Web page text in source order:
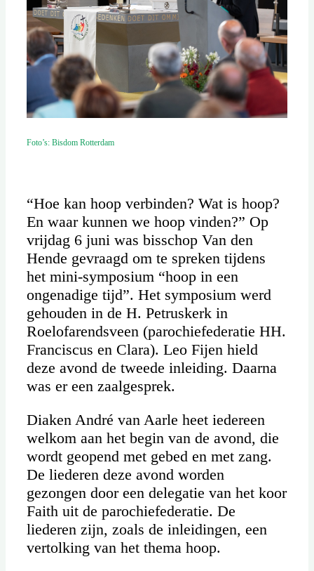
Foto’s: Bisdom Rotterdam
“Hoe kan hoop verbinden? Wat is hoop?
En waar kunnen we hoop vinden?” Op
vrijdag 6 juni was bisschop Van den
Hende gevraagd om te spreken tijdens
het mini-symposium “hoop in een
ongenadige tijd”. Het symposium werd
gehouden in de H. Petruskerk in
Roelofarendsveen (parochiefederatie HH.
Franciscus en Clara). Leo Fijen hield
deze avond de tweede inleiding. Daarna
was er een zaalgesprek.
Diaken André van Aarle heet iedereen
welkom aan het begin van de avond, die
wordt geopend met gebed en met zang.
De liederen deze avond worden
gezongen door een delegatie van het koor
Faith uit de parochiefederatie. De
liederen zijn, zoals de inleidingen, een
vertolking van het thema hoop.